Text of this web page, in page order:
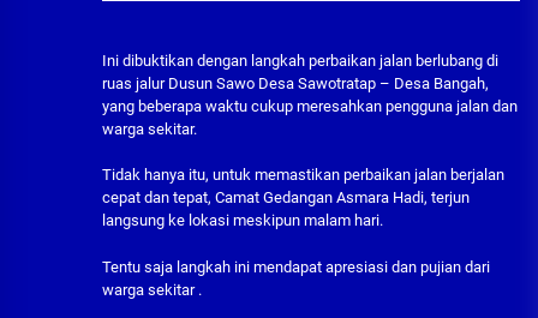
Ini dibuktikan dengan langkah perbaikan jalan berlubang di
ruas jalur Dusun Sawo Desa Sawotratap – Desa Bangah,
yang beberapa waktu cukup meresahkan pengguna jalan dan
warga sekitar.
Tidak hanya itu, untuk memastikan perbaikan jalan berjalan
cepat dan tepat, Camat Gedangan Asmara Hadi, terjun
langsung ke lokasi meskipun malam hari.
Tentu saja langkah ini mendapat apresiasi dan pujian dari
warga sekitar .